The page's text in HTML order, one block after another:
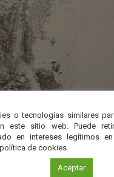
o tecnologías similares
este sitio web. Puede
en intereses legítimos
de cookies.
Aceptar